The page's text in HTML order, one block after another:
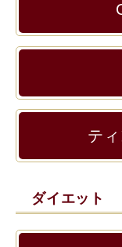
テ
ダイエット